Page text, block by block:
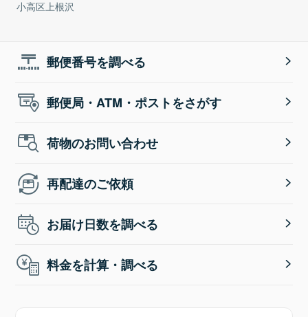
小高区上根沢
郵便番号を調べる
郵便局・ATM・ポストをさがす
荷物のお問い合わせ
再配達のご依頼
お届け日数を調べる
料金を計算・調べる